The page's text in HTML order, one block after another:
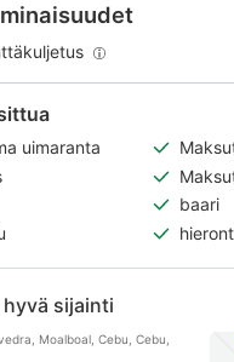
uimaranta
baari
sijainti
Moalboal, Cebu, Cebu,